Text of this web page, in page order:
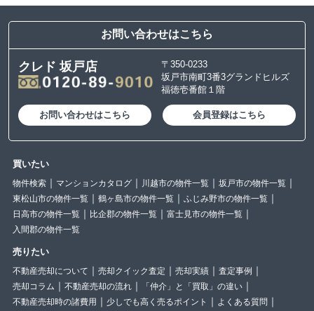
お問い合わせはこちら
クレド 坂戸店
〒350-0233
坂戸市南町3番3グランドヒルズ
福徳壱番館１階
お問い合わせはこちら 会員登録はこちら
買いたい
物件検索 マンションカタログ 川越市の物件一覧
坂戸市の物件一覧
東松山市の物件一覧
鶴ヶ島市の物件一覧
ふじみ野市の物件一覧
日高市の物件一覧
比企郡の物件一覧
富士見市の物件一覧
入間郡の物件一覧
売りたい
不動産売却について 売却クイック査定 売却実績
査定事例
売却コラム
不動産売却の流れ
「仲介」と「買取」の違い
不動産売却時の諸費用
少しでも高く売るポイント
よくある質問